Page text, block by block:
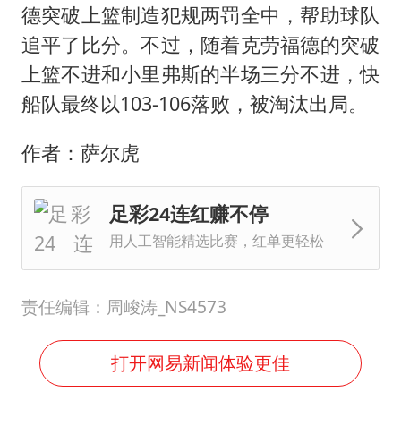
德突破上篮制造犯规两罚全中，帮助球队
追平了比分。不过，随着克劳福德的突破
上篮不进和小里弗斯的半场三分不进，快
船队最终以103-106落败，被淘汰出局。
作者：萨尔虎
足彩24连红赚不停
用人工智能精选比赛，红单更轻松
责任编辑：周峻涛_NS4573
打开网易新闻体验更佳